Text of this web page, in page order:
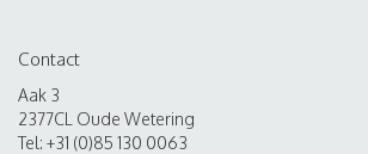
Contact
Aak 3
2377CL Oude Wetering
Tel: +31 (0)85 130 0063